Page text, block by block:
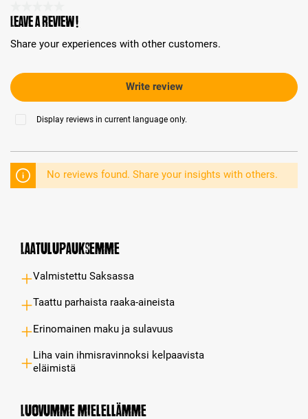
Average rating 0 of 5 Stars
Leave a review!
Share your experiences with other customers.
Write review
Display reviews in current language only.
No reviews found. Share your insights with others.
Laatulupauksemme
Valmistettu Saksassa
Taattu parhaista raaka-aineista
Erinomainen maku ja sulavuus
Liha vain ihmisravinnoksi kelpaavista
eläimistä
Luovumme mielellämme